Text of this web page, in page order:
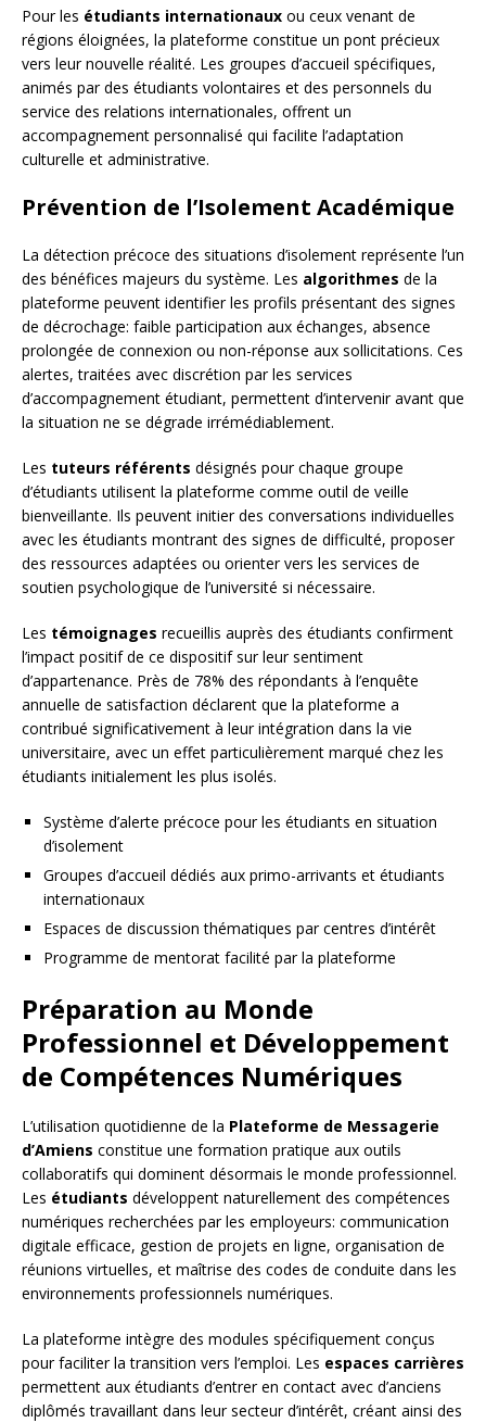
Pour les étudiants internationaux ou ceux venant de
régions éloignées, la plateforme constitue un pont précieux
vers leur nouvelle réalité. Les groupes d’accueil spécifiques,
animés par des étudiants volontaires et des personnels du
service des relations internationales, offrent un
accompagnement personnalisé qui facilite l’adaptation
culturelle et administrative.
Prévention de l’Isolement Académique
La détection précoce des situations d’isolement représente l’un
des bénéfices majeurs du système. Les algorithmes de la
plateforme peuvent identifier les profils présentant des signes
de décrochage: faible participation aux échanges, absence
prolongée de connexion ou non-réponse aux sollicitations. Ces
alertes, traitées avec discrétion par les services
d’accompagnement étudiant, permettent d’intervenir avant que
la situation ne se dégrade irrémédiablement.
Les tuteurs référents désignés pour chaque groupe
d’étudiants utilisent la plateforme comme outil de veille
bienveillante. Ils peuvent initier des conversations individuelles
avec les étudiants montrant des signes de difficulté, proposer
des ressources adaptées ou orienter vers les services de
soutien psychologique de l’université si nécessaire.
Les témoignages recueillis auprès des étudiants confirment
l’impact positif de ce dispositif sur leur sentiment
d’appartenance. Près de 78% des répondants à l’enquête
annuelle de satisfaction déclarent que la plateforme a
contribué significativement à leur intégration dans la vie
universitaire, avec un effet particulièrement marqué chez les
étudiants initialement les plus isolés.
Système d’alerte précoce pour les étudiants en situation
d’isolement
Groupes d’accueil dédiés aux primo-arrivants et étudiants
internationaux
Espaces de discussion thématiques par centres d’intérêt
Programme de mentorat facilité par la plateforme
Préparation au Monde
Professionnel et Développement
de Compétences Numériques
L’utilisation quotidienne de la Plateforme de Messagerie
d’Amiens constitue une formation pratique aux outils
collaboratifs qui dominent désormais le monde professionnel.
Les étudiants développent naturellement des compétences
numériques recherchées par les employeurs: communication
digitale efficace, gestion de projets en ligne, organisation de
réunions virtuelles, et maîtrise des codes de conduite dans les
environnements professionnels numériques.
La plateforme intègre des modules spécifiquement conçus
pour faciliter la transition vers l’emploi. Les espaces carrières
permettent aux étudiants d’entrer en contact avec d’anciens
diplômés travaillant dans leur secteur d’intérêt, créant ainsi des